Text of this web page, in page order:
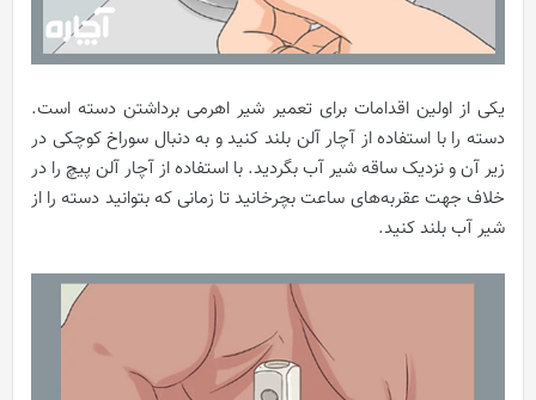
یکی از اولین اقدامات برای تعمیر شیر اهرمی برداشتن دسته است.
دسته را با استفاده از آچار آلن بلند کنید و به دنبال سوراخ کوچکی در
زیر آن و نزدیک ساقه شیر آب بگردید. با استفاده از آچار آلن پیچ را در
خلاف جهت عقربه‌های ساعت بچرخانید تا زمانی که بتوانید دسته را از
شیر آب بلند کنید.